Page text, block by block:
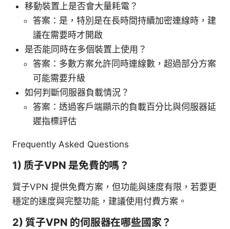
移動裝置上是否會大量耗電？
答案：是，特別是在長時間持續加密連線時，建
議在需要時才開啟
是否能同時在多個裝置上使用？
答案：多數方案允許同時連線數，超過部分方案
可能需要升級
如何判斷伺服器負載情況？
答案：透過客戶端顯示的負載百分比與伺服器延
遲指標評估
Frequently Asked Questions
1) 质子VPN 是免費的嗎？
質子VPN 提供免費方案，但功能與速度有限，若要更
穩定的速度與完整功能，建議使用付費方案。
2) 質子VPN 的伺服器在哪些國家？